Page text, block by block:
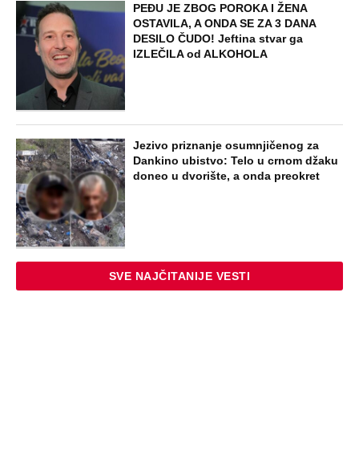
PEĐU JE ZBOG POROKA I ŽENA
OSTAVILA, A ONDA SE ZA 3 DANA
DESILO ČUDO! Jeftina stvar ga
IZLEČILA od ALKOHOLA
Jezivo priznanje osumnjičenog za
Dankino ubistvo: Telo u crnom džaku
doneo u dvorište, a onda preokret
SVE NAJČITANIJE VESTI